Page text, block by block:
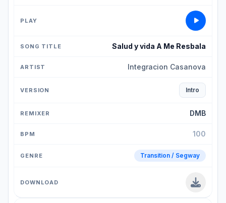
Salud y vida A Me Resbala
Integracion Casanova
Intro
DMB
100
Transition / Segway